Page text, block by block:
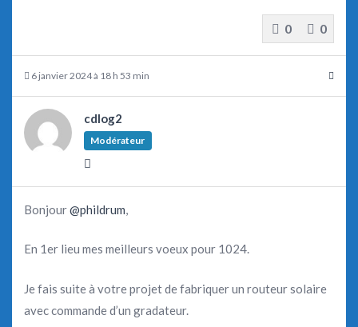
0 0
6 janvier 2024 à 18 h 53 min
cdlog2
Modérateur
Bonjour@phildrum
En 1er lieu mes meilleurs voeux pour 1024.
Je fais suite à votre projet de fabriquer un routeur solaire
avec commande d’un gradateur.